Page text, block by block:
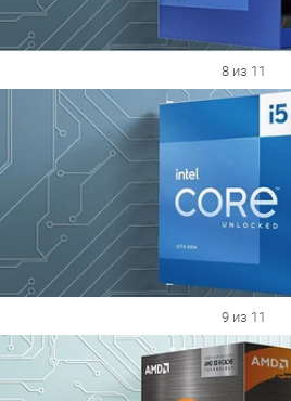
8 из 11
9 из 11